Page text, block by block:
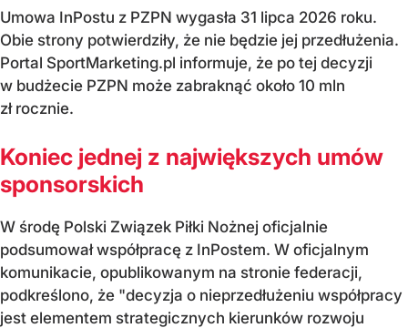
Umowa InPostu z PZPN wygasła 31 lipca 2026 roku.
Obie strony potwierdziły, że nie będzie jej przedłużenia.
Portal SportMarketing.pl informuje, że po tej decyzji
w budżecie PZPN może zabraknąć około 10 mln
zł rocznie.
Koniec jednej z największych umów
sponsorskich
W środę Polski Związek Piłki Nożnej oficjalnie
podsumował współpracę z InPostem. W oficjalnym
komunikacie, opublikowanym na stronie federacji,
podkreślono, że "decyzja o nieprzedłużeniu współpracy
jest elementem strategicznych kierunków rozwoju